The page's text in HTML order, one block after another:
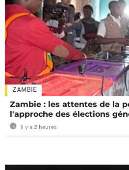
ZAMBIE
Zambie : les attentes de la
l'approche des élections
Il y a 2 heures